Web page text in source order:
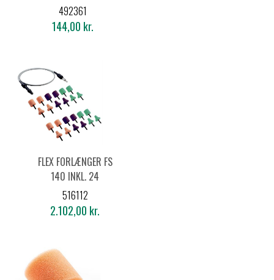
492361
144,00 kr.
FLEX FORLÆNGER FS
140 INKL. 24
POLERKEGLER/SÆT
516112
2.102,00 kr.